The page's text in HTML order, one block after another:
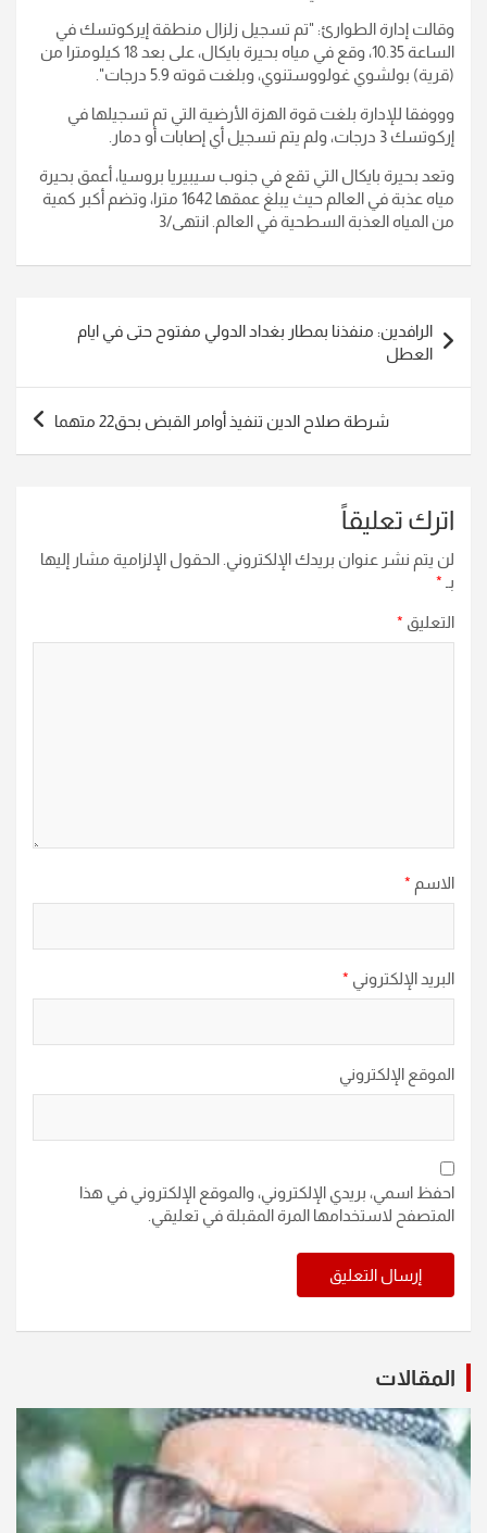
وقالت إدارة الطوارئ: "تم تسجيل زلزال منطقة إيركوتسك في
الساعة 10.35، وقع في مياه بحيرة بايكال، على بعد 18 كيلومترا من
(قرية) بولشوي غولووستنوي، وبلغت قوته 5.9 درجات".
وووفقا للإدارة بلغت قوة الهزة الأرضية التي تم تسجيلها في
إركوتسك 3 درجات، ولم يتم تسجيل أي إصابات أو دمار.
وتعد بحيرة بايكال التي تقع في جنوب سيبيريا بروسيا، أعمق بحيرة
مياه عذبة في العالم حيث يبلغ عمقها 1642 مترا، وتضم أكبر كمية
من المياه العذبة السطحية في العالم. انتهى/3
المقالات
الرافدين: منفذنا بمطار بغداد الدولي مفتوح حتى في ايام
العطل
شرطة صلاح الدين تنفيذ أوامر القبض بحق22 متهما
اترك تعليقاً
لن يتم نشر عنوان بريدك الإلكتروني. الحقول الإلزامية مشار إليها
بـ *
التعليق *
الاسم *
البريد الإلكتروني *
الموقع الإلكتروني
احفظ اسمي، بريدي الإلكتروني، والموقع الإلكتروني في هذا
المتصفح لاستخدامها المرة المقبلة في تعليقي.
المقالات